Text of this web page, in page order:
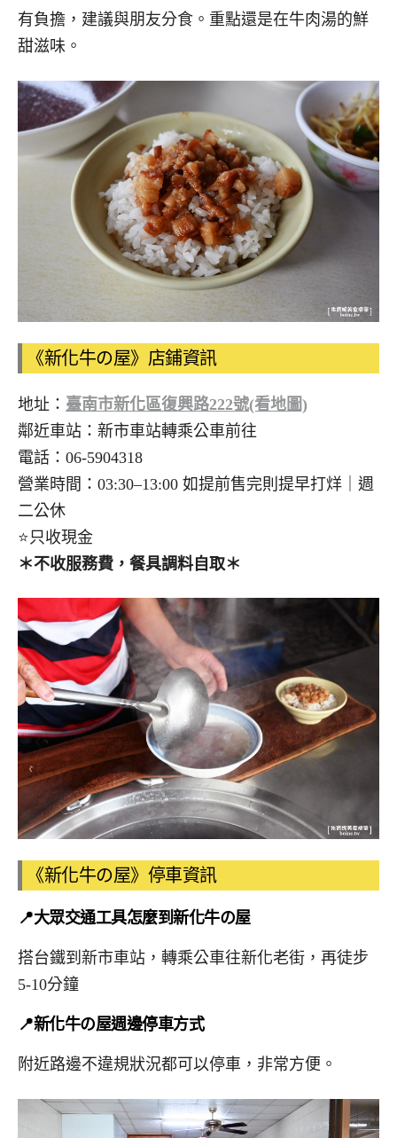
有負擔，建議與朋友分食。重點還是在牛肉湯的鮮
甜滋味。
《新化牛の屋》店鋪資訊
地址： 臺南市新化區復興路222號(看地圖)
鄰近車站：新市車站轉乘公車前往
電話：06-5904318
營業時間：03:30–13:00 如提前售完則提早打烊｜週
二公休
⭐只收現金
＊不收服務費，餐具調料自取＊
《新化牛の屋》停車資訊
📍大眾交通工具怎麼到新化牛の屋
搭台鐵到新市車站，轉乘公車往新化老街，再徒步
5-10分鐘
📍新化牛の屋週邊停車方式
附近路邊不違規狀況都可以停車，非常方便。